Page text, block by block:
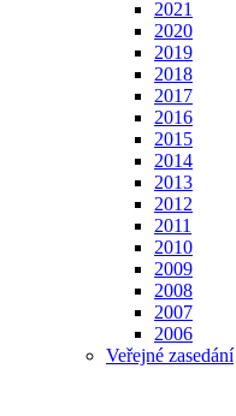
2021
2020
2019
2018
2017
2016
2015
2014
2013
2012
2011
2010
2009
2008
2007
2006
Veřejné zasedání